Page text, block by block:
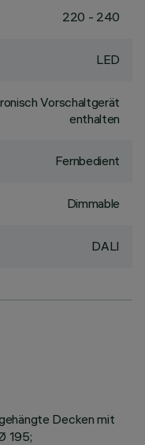
220 - 240
LED
Vorschaltgerät
enthalten
Fernbedient
Dimmable
DALI
Decken mit
195;